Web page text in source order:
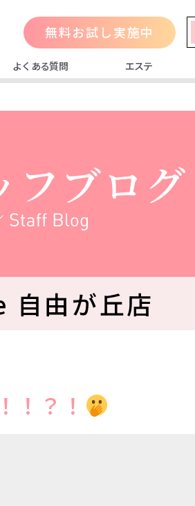
無料お試し実施中
よくある質問 エステ
フブログ
自由が丘店
？！